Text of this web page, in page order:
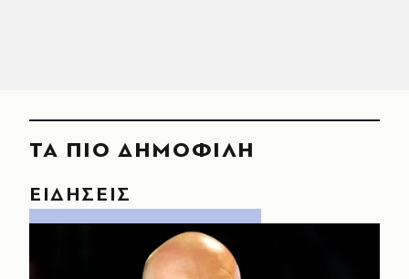
ΤΑ ΠΙΟ ΔΗΜΟΦΙΛΗ
ΕΙΔΗΣΕΙΣ